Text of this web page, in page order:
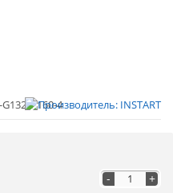
P160-4
- +